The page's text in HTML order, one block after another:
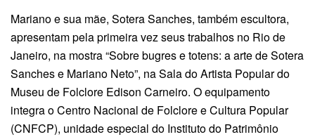
Mariano e sua mãe, Sotera Sanches, também escultora,
apresentam pela primeira vez seus trabalhos no Rio de
Janeiro, na mostra “Sobre bugres e totens: a arte de Sotera
Sanches e Mariano Neto”, na Sala do Artista Popular do
Museu de Folclore Edison Carneiro. O equipamento
integra o Centro Nacional de Folclore e Cultura Popular
(CNFCP), unidade especial do Instituto do Patrimônio